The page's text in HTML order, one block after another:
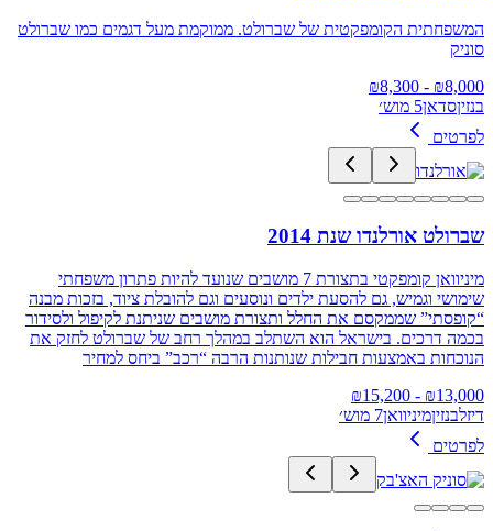
המשפחתית הקומפקטית של שברולט. ממוקמת מעל דגמים כמו שברולט
סוניק
₪8,000
- ₪
8,300
בנזיןסדאן5 מוש׳
לפרטים
שברולט אורלנדו שנת 2014
מיניוואן קומפקטי בתצורת 7 מושבים שנועד להיות פתרון משפחתי
שימושי וגמיש, גם להסעת ילדים ונוסעים וגם להובלת ציוד, בזכות מבנה
“קופסתי” שממקסם את החלל ותצורת מושבים שניתנת לקיפול ולסידור
בכמה דרכים. בישראל הוא השתלב במהלך רחב של שברולט לחזק את
הנוכחות באמצעות חבילות שנותנות הרבה “רכב” ביחס למחיר
₪13,000
- ₪
15,200
דיזלבנזיןמיניוואן7 מוש׳
לפרטים